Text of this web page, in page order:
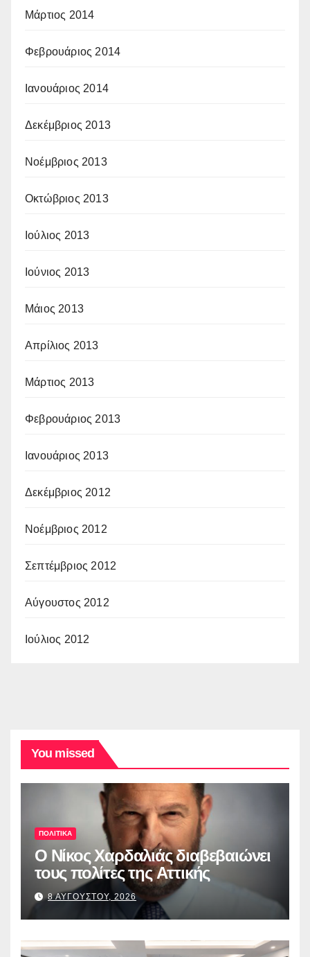
Μάρτιος 2014
Φεβρουάριος 2014
Ιανουάριος 2014
Δεκέμβριος 2013
Νοέμβριος 2013
Οκτώβριος 2013
Ιούλιος 2013
Ιούνιος 2013
Μάιος 2013
Απρίλιος 2013
Μάρτιος 2013
Φεβρουάριος 2013
Ιανουάριος 2013
Δεκέμβριος 2012
Νοέμβριος 2012
Σεπτέμβριος 2012
Αύγουστος 2012
Ιούλιος 2012
You missed
ΠΟΛΙΤΙΚΑ
O Νίκος Χαρδαλιάς διαβεβαιώνει
τους πολίτες της Αττικής
8 ΑΥΓΟΥΣΤΟΥ, 2026